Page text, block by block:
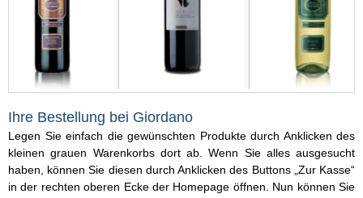
Ihre Bestellung bei Giordano
Legen Sie einfach die gewünschten Produkte durch Anklicken des
kleinen grauen Warenkorbs dort ab. Wenn Sie alles ausgesucht
haben, können Sie diesen durch Anklicken des Buttons „Zur Kasse“
in der rechten oberen Ecke der Homepage öffnen. Nun können Sie